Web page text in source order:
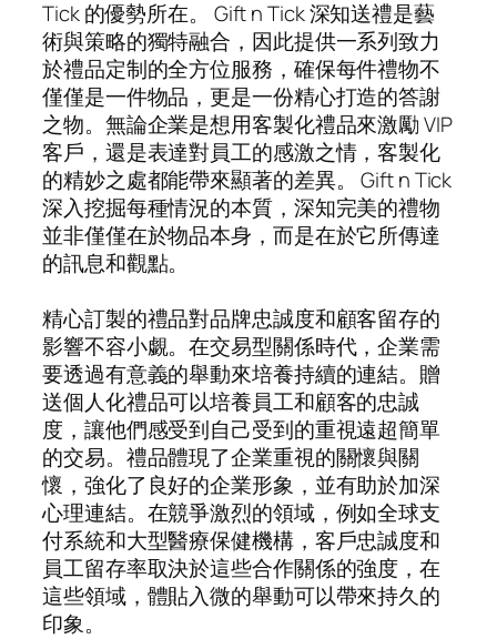
Tick 的優勢所在。 Gift n Tick 深知送禮是藝
術與策略的獨特融合，因此提供一系列致力
於禮品定制的全方位服務，確保每件禮物不
僅僅是一件物品，更是一份精心打造的答謝
之物。無論企業是想用客製化禮品來激勵 VIP
客戶，還是表達對員工的感激之情，客製化
的精妙之處都能帶來顯著的差異。 Gift n Tick
深入挖掘每種情況的本質，深知完美的禮物
並非僅僅在於物品本身，而是在於它所傳達
的訊息和觀點。
精心訂製的禮品對品牌忠誠度和顧客留存的
影響不容小覷。在交易型關係時代，企業需
要透過有意義的舉動來培養持續的連結。贈
送個人化禮品可以培養員工和顧客的忠誠
度，讓他們感受到自己受到的重視遠超簡單
的交易。禮品體現了企業重視的關懷與關
懷，強化了良好的企業形象，並有助於加深
心理連結。在競爭激烈的領域，例如全球支
付系統和大型醫療保健機構，客戶忠誠度和
員工留存率取決於這些合作關係的強度，在
這些領域，體貼入微的舉動可以帶來持久的
印象。